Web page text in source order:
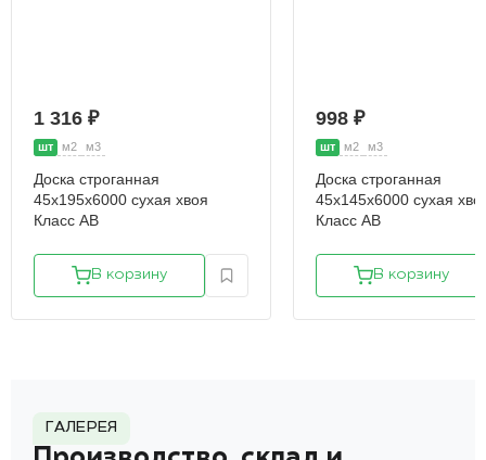
1 316 ₽
шт м2 м3
Доска строганная
45х195х6000 сухая хвоя
Класс АВ
В корзину
998 ₽
шт м2 м3
Доска строганная
45х145х6000 сухая
Класс АВ
В корзину
ГАЛЕРЕЯ